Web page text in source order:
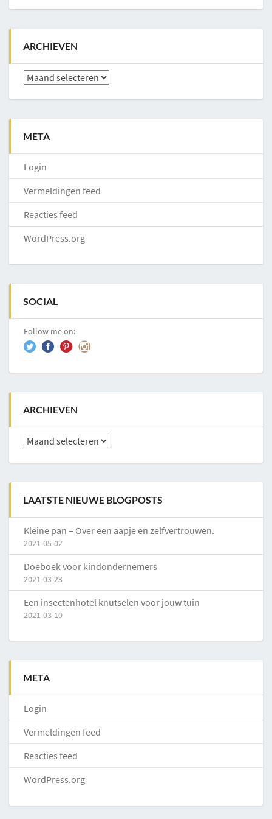
ARCHIEVEN
Archieven
META
Login
Vermeldingen feed
Reacties feed
WordPress.org
SOCIAL
Follow me on:
ARCHIEVEN
Archieven
LAATSTE NIEUWE BLOGPOSTS
Kleine pan – Over een aapje en zelfvertrouwen.
2021-05-02
Doeboek voor kindondernemers
2021-03-23
Een insectenhotel knutselen voor jouw tuin
2021-03-10
META
Login
Vermeldingen feed
Reacties feed
WordPress.org